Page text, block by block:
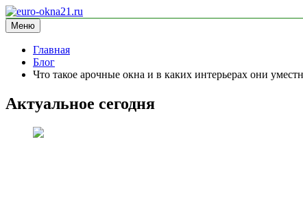
Перейти
к
содержимому
euro-okna21.ru
блог про окна
Меню
Главная
Блог
Что такое арочные окна и в каких интерьерах они
Актуальное сегодня